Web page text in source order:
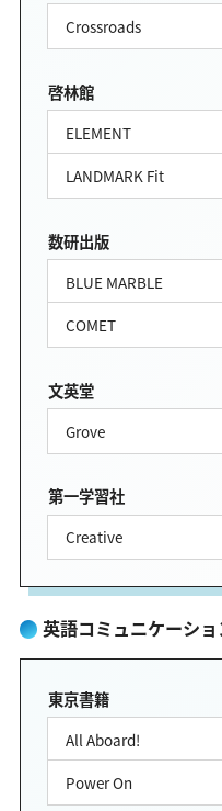
Crossroads
啓林館
ELEMENT
LANDMARK Fit
数研出版
BLUE MARBLE
COMET
文英堂
Grove
第一学習社
Creative
英語コミュニケーシ
東京書籍
All Aboard!
Power On